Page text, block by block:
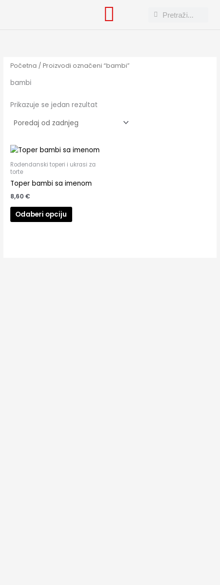
Search
Search
Početna / Proizvodi označeni “bambi”
bambi
Prikazuje se jedan rezultat
Rođendanski toperi i ukrasi za
torte
Toper bambi sa imenom
8,60 €
Odaberi opciju